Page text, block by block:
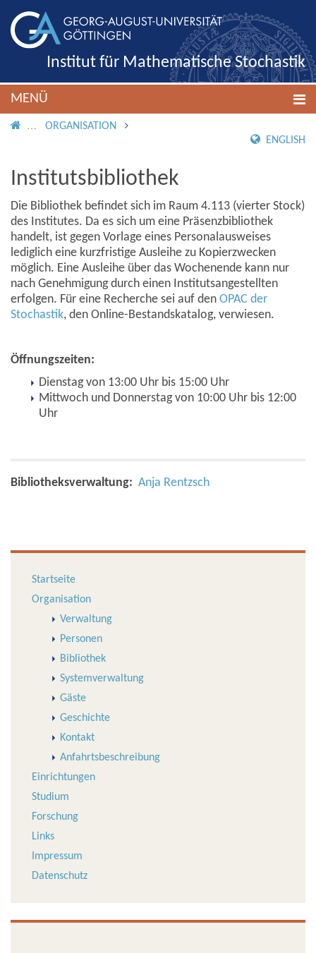
Institut für Mathematische Stochastik
MENÜ
IMS ROOT
ORGANISATION
ENGLISH
Institutsbibliothek
Die Bibliothek befindet sich im Raum 4.113 (vierter Stock)
des Institutes. Da es sich um eine Präsenzbibliothek
handelt, ist gegen Vorlage eines Personalausweises
lediglich eine kurzfristige Ausleihe zu Kopierzwecken
möglich. Eine Ausleihe über das Wochenende kann nur
nach Genehmigung durch einen Institutsangestellten
erfolgen. Für eine Recherche sei auf den OPAC der
Stochastik, den Online-Bestandskatalog, verwiesen.
Öffnungszeiten:
Dienstag von 13:00 Uhr bis 15:00 Uhr
Mittwoch und Donnerstag von 10:00 Uhr bis 12:00
Uhr
Bibliotheksverwaltung: Anja Rentzsch
Startseite
Organisation
Verwaltung
Personen
Bibliothek
Systemverwaltung
Gäste
Geschichte
Kontakt
Anfahrtsbeschreibung
Einrichtungen
Studium
Forschung
Links
Impressum
Datenschutz